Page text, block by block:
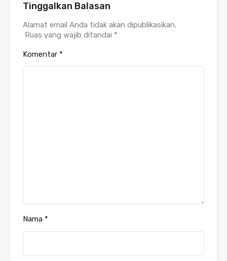
Tinggalkan Balasan
Alamat email Anda tidak akan dipublikasikan.
Ruas yang wajib ditandai *
Komentar *
Nama *